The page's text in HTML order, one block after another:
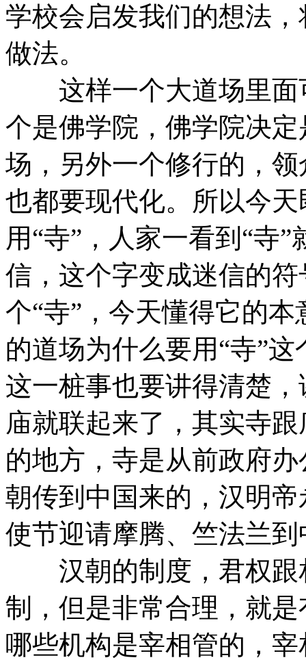
学校会启发我们的想法
做法。
这样一个大道场里面
个是佛学院，佛学院决
场，另外一个修行的，
也都要现代化。所以今
用“寺”，人家一看到“寺
信，这个字变成迷信的
个“寺”，今天懂得它的
的道场为什么要用“寺”
这一桩事也要讲得清楚
庙就联起来了，其实寺
的地方，寺是从前政府
朝传到中国来的，汉明
使节迎请摩腾、竺法兰
汉朝的制度，君权跟
制，但是非常合理，就
哪些机构是宰相管的，